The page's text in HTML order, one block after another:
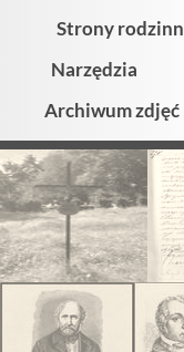
Strony
Narzędzia
Archiwum zdjęć